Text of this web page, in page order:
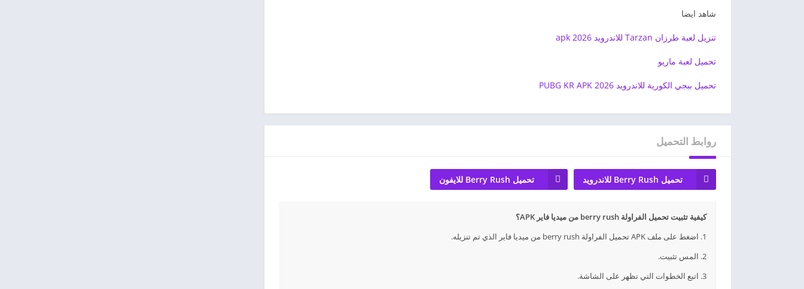
شاهد ايضا
تنزيل لعبة طرزان Tarzan للاندرويد apk 2026
تحميل لعبة ماريو
تحميل ببجي الكورية للاندرويد PUBG KR APK 2026
روابط التحميل
تحميل Berry Rush للاندرويد تحميل Berry Rush للايفون
كيفية تثبيت تحميل الفراولة berry rush من ميديا فاير APK؟
1. اضغط على ملف APK تحميل الفراولة berry rush من ميديا فاير الذي تم تنزيله.
2. المس تثبيت.
3. اتبع الخطوات التي تظهر على الشاشة.